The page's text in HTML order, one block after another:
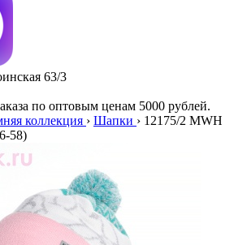
63/3
по оптовым ценам 5000 рублей.
коллекция › Шапки › 12175/2 MWH
58)